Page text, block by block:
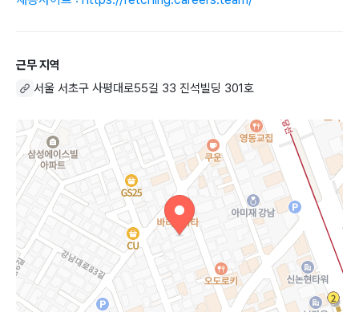
근무 지역
서울 서초구 사평대로55길 33 진석빌딩 301호